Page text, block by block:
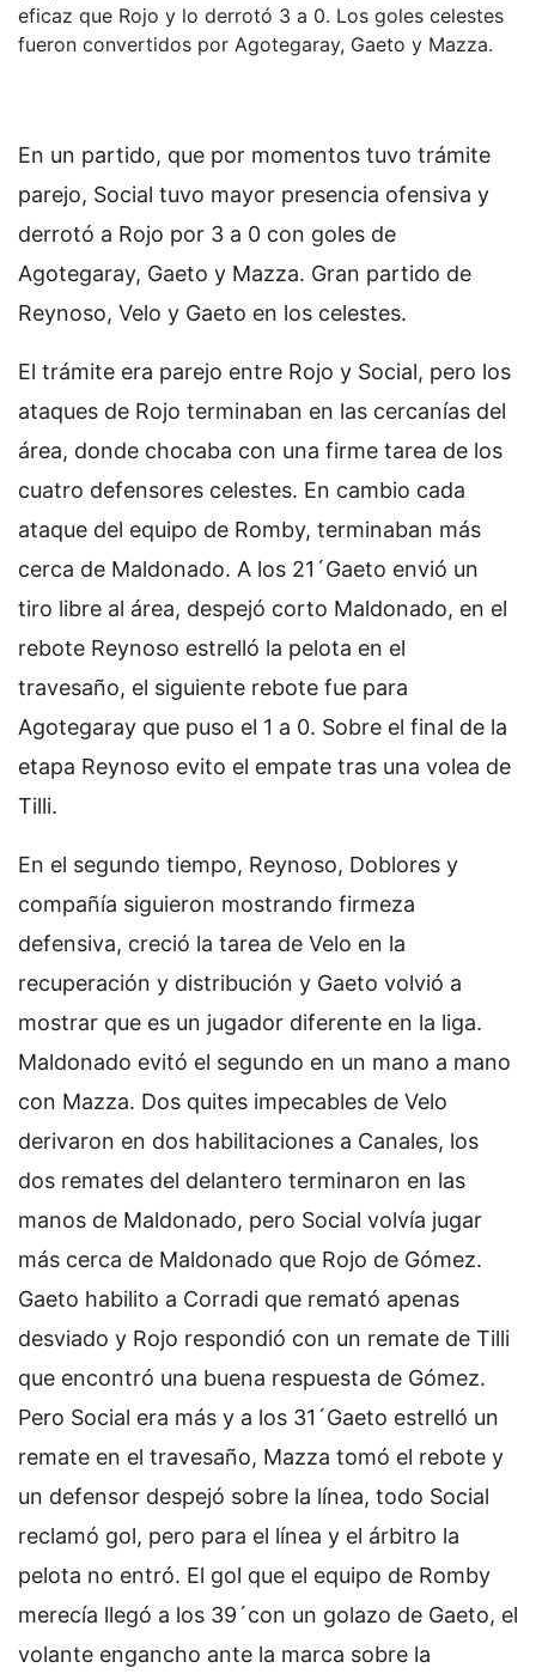
eficaz que Rojo y lo derrotó 3 a 0. Los goles celestes
fueron convertidos por Agotegaray, Gaeto y Mazza.
En un partido, que por momentos tuvo trámite
parejo, Social tuvo mayor presencia ofensiva y
derrotó a Rojo por 3 a 0 con goles de
Agotegaray, Gaeto y Mazza. Gran partido de
Reynoso, Velo y Gaeto en los celestes.
El trámite era parejo entre Rojo y Social, pero los
ataques de Rojo terminaban en las cercanías del
área, donde chocaba con una firme tarea de los
cuatro defensores celestes. En cambio cada
ataque del equipo de Romby, terminaban más
cerca de Maldonado. A los 21´Gaeto envió un
tiro libre al área, despejó corto Maldonado, en el
rebote Reynoso estrelló la pelota en el
travesaño, el siguiente rebote fue para
Agotegaray que puso el 1 a 0. Sobre el final de la
etapa Reynoso evito el empate tras una volea de
Tilli.
En el segundo tiempo, Reynoso, Doblores y
compañía siguieron mostrando firmeza
defensiva, creció la tarea de Velo en la
recuperación y distribución y Gaeto volvió a
mostrar que es un jugador diferente en la liga.
Maldonado evitó el segundo en un mano a mano
con Mazza. Dos quites impecables de Velo
derivaron en dos habilitaciones a Canales, los
dos remates del delantero terminaron en las
manos de Maldonado, pero Social volvía jugar
más cerca de Maldonado que Rojo de Gómez.
Gaeto habilito a Corradi que remató apenas
desviado y Rojo respondió con un remate de Tilli
que encontró una buena respuesta de Gómez.
Pero Social era más y a los 31´Gaeto estrelló un
remate en el travesaño, Mazza tomó el rebote y
un defensor despejó sobre la línea, todo Social
reclamó gol, pero para el línea y el árbitro la
pelota no entró. El gol que el equipo de Romby
merecía llegó a los 39´con un golazo de Gaeto, el
volante engancho ante la marca sobre la